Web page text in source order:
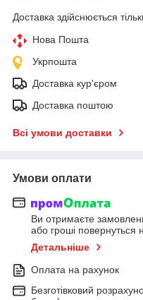
Доставка здійснюється
Нова Пошта
Укрпошта
Доставка кур'єром
Доставка поштою
Всі умови доставки
Умови оплати
Ви отримаєте
або гроші повернуться
Детальніше
Оплата на рахунок
Безготівковий